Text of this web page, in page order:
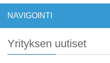
NAVIGOINTI
Yrityksen uutiset